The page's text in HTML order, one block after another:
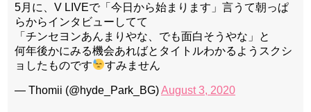
5月に、V LIVEで「今日から始まります」言うて朝っぱ
らからインタビューしてて
「チンセヨンあんまりやな、でも面白そうやな」と
何年後かにみる機会あればとタイトルわかるようスクシ
ョしたものです
すみません
— Thomii (@hyde_Park_BG)August 3, 2020